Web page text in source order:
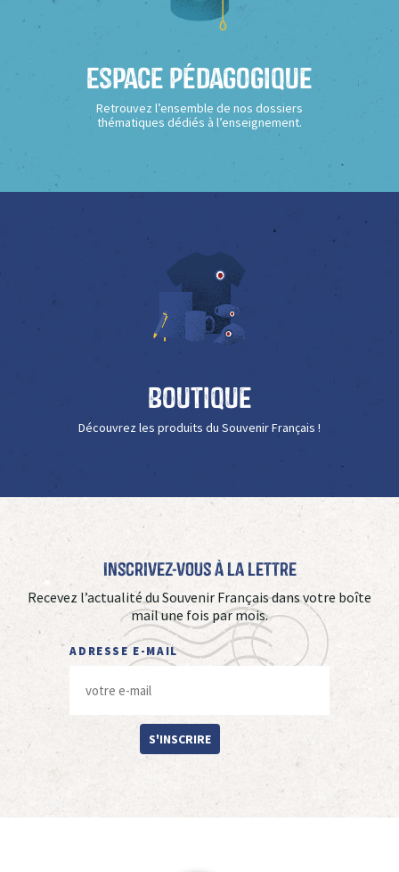
Espace Pédagogique
Retrouvez l’ensemble de nos dossiers
thématiques dédiés à l’enseignement.
Boutique
Découvrez les produits du Souvenir Français !
Inscrivez-vous à La Lettre
Recevez l’actualité du Souvenir Français dans votre boîte
mail une fois par mois.
ADRESSE E-MAIL
S'INSCRIRE